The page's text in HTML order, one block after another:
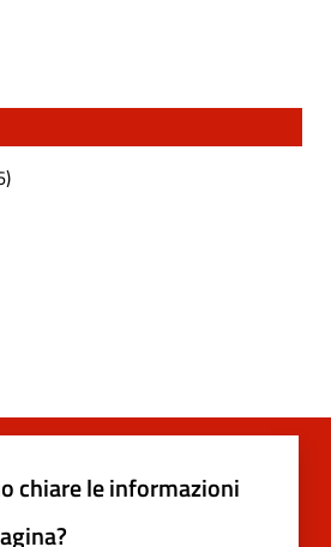
chiare le informazioni